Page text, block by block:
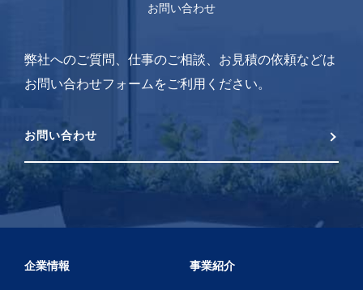
お問い合わせ
弊社へのご質問、仕事のご相談、お見積の依頼などは
お問い合わせフォームをご利用ください。
お問い合わせ
企業情報 事業紹介